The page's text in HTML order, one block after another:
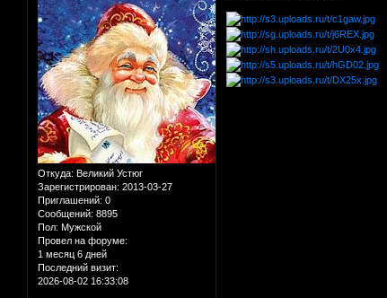
Откуда: Великий Устюг
Зарегистрирован: 2013-03-27
Приглашений: 0
Сообщений: 8895
Пол: Мужской
Провел на форуме:
1 месяц 6 дней
Последний визит:
2026-08-02 16:33:08